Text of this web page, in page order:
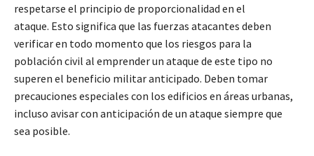
respetarse el principio de proporcionalidad en el
ataque. Esto significa que las fuerzas atacantes deben
verificar en todo momento que los riesgos para la
población civil al emprender un ataque de este tipo no
superen el beneficio militar anticipado. Deben tomar
precauciones especiales con los edificios en áreas urbanas,
incluso avisar con anticipación de un ataque siempre que
sea posible.